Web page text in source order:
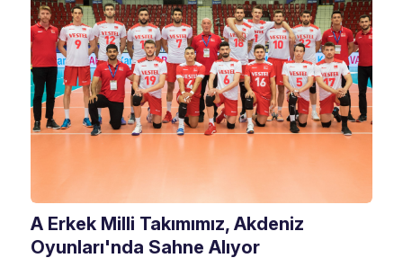
A Erkek Milli Takımımız, Akdeniz
Oyunları'nda Sahne Alıyor